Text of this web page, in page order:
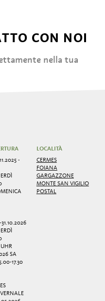
CON NOI
nella tua
-
SA
17.30
LOCALITÀ
CERMES
FOIANA
GARGAZZONE
MONTE SAN VIGILIO
POSTAL